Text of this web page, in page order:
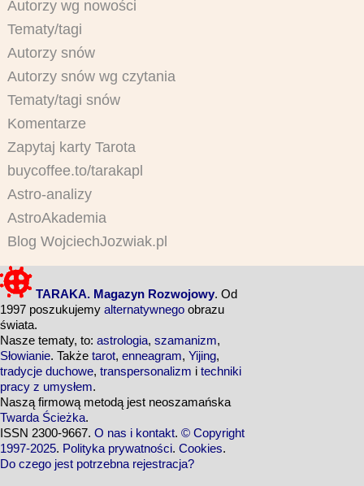
Autorzy wg nowości
Tematy/tagi
Autorzy snów
Autorzy snów wg czytania
Tematy/tagi snów
Komentarze
Zapytaj karty Tarota
buycoffee.to/tarakapl
Astro-analizy
AstroAkademia
Blog WojciechJozwiak.pl
TARAKA. Magazyn Rozwojowy. Od
1997 poszukujemy alternatywnego obrazu
świata.
Nasze tematy, to: astrologia, szamanizm,
Słowianie. Także tarot, enneagram, Yijing,
tradycje duchowe, transpersonalizm i techniki
pracy z umysłem.
Naszą firmową metodą jest neoszamańska
Twarda Ścieżka.
ISSN 2300-9667. O nas i kontakt. © Copyright
1997-2025. Polityka prywatności. Cookies.
Do czego jest potrzebna rejestracja?